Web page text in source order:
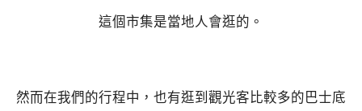
這個市集是當地人會逛的。
然而在我們的行程中，也有逛到觀光客比較多的巴士底